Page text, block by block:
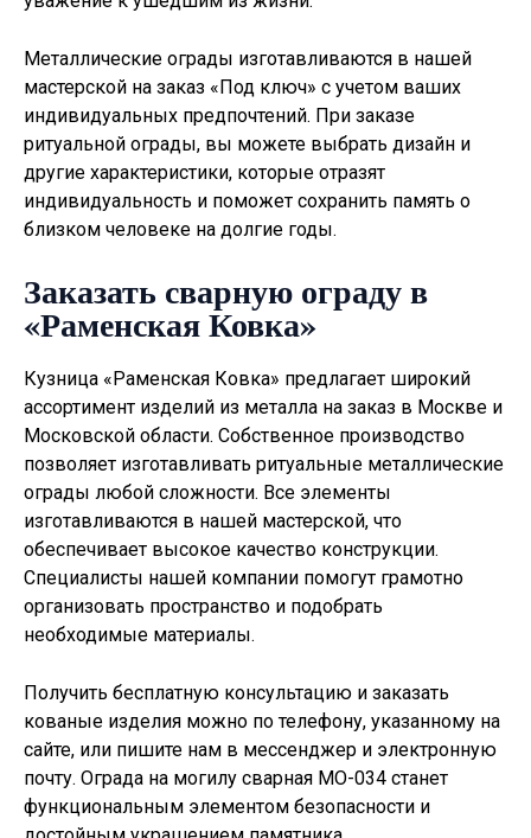
Металлические ограды изготавливаются в нашей
мастерской на заказ «Под ключ» с учетом ваших
индивидуальных предпочтений. При заказе
ритуальной ограды, вы можете выбрать дизайн и
другие характеристики, которые отразят
индивидуальность и поможет сохранить память о
близком человеке на долгие годы.
Заказать сварную ограду в
«Раменская Ковка»
Кузница «Раменская Ковка» предлагает широкий
ассортимент изделий из металла на заказ в Москве и
Московской области. Собственное производство
позволяет изготавливать ритуальные металлические
ограды любой сложности. Все элементы
изготавливаются в нашей мастерской, что
обеспечивает высокое качество конструкции.
Специалисты нашей компании помогут грамотно
организовать пространство и подобрать
необходимые материалы.
Получить бесплатную консультацию и заказать
кованые изделия можно по телефону, указанному на
сайте, или пишите нам в мессенджер и электронную
почту. Ограда на могилу сварная МО-034 станет
функциональным элементом безопасности и